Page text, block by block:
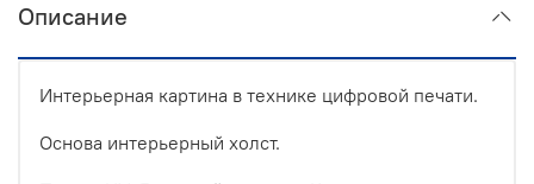
Описание
Интерьерная картина в технике цифровой печати.
Основа интерьерный холст.